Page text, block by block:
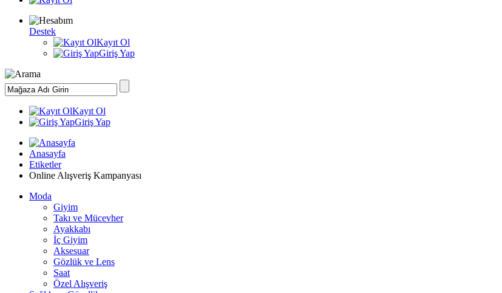
Destek
Kayıt Ol
Giriş Yap
Kayıt Ol
Giriş Yap
Anasayfa
Etiketler
Online Alışveriş Kampanyası
Moda
Giyim
Takı ve Mücevher
Ayakkabı
İç Giyim
Aksesuar
Gözlük ve Lens
Saat
Özel Alışveriş